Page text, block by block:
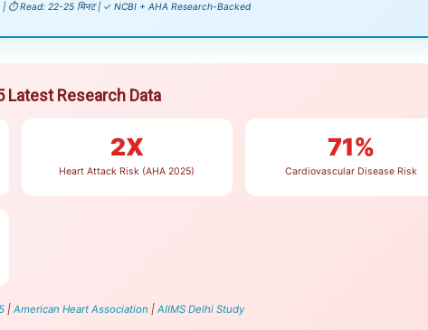
| ⏱️ Read: 22-25 मिनट | ✓ NCBI + AHA Research-Backed
Latest Research Data
2X
Heart Attack Risk (AHA 2025)
71%
Cardiovascular Disease Risk
| American Heart Association | AIIMS Delhi Study